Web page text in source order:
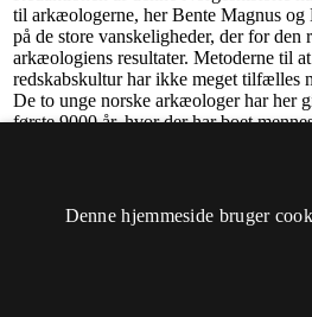
Denne hjemmeside bruger